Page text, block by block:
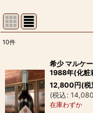
並び順:
10件
希少 マルケ
1988年(化粧
12,800円(税
(税込: 14,080
在庫わずか